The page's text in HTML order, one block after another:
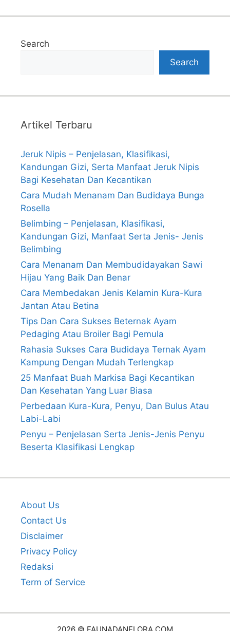
Search
Search
Artikel Terbaru
Jeruk Nipis – Penjelasan, Klasifikasi,
Kandungan Gizi, Serta Manfaat Jeruk Nipis
Bagi Kesehatan Dan Kecantikan
Cara Mudah Menanam Dan Budidaya Bunga
Rosella
Belimbing – Penjelasan, Klasifikasi,
Kandungan Gizi, Manfaat Serta Jenis- Jenis
Belimbing
Cara Menanam Dan Membudidayakan Sawi
Hijau Yang Baik Dan Benar
Cara Membedakan Jenis Kelamin Kura-Kura
Jantan Atau Betina
Tips Dan Cara Sukses Beternak Ayam
Pedaging Atau Broiler Bagi Pemula
Rahasia Sukses Cara Budidaya Ternak Ayam
Kampung Dengan Mudah Terlengkap
25 Manfaat Buah Markisa Bagi Kecantikan
Dan Kesehatan Yang Luar Biasa
Perbedaan Kura-Kura, Penyu, Dan Bulus Atau
Labi-Labi
Penyu – Penjelasan Serta Jenis-Jenis Penyu
Beserta Klasifikasi Lengkap
About Us
Contact Us
Disclaimer
Privacy Policy
Redaksi
Term of Service